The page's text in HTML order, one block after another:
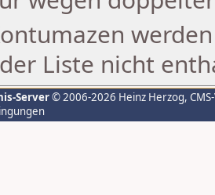
Liste nicht
Server© 2006-2026 Heinz Herzog,